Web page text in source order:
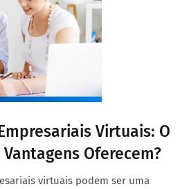
Virtuais: O
Vantagens Oferecem?
virtuais podem ser uma